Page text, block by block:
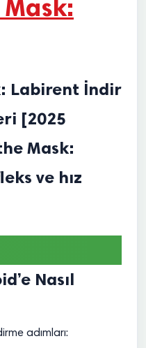
Labirent İndir
[2025
Mask:
ve hız
Nasıl
adımları: